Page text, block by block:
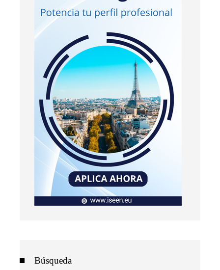
Búsqueda